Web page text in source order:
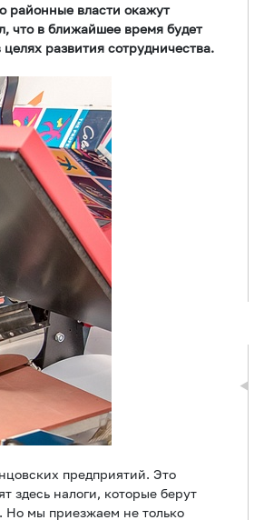
районные власти окажут
что в ближайшее время будет
развития сотрудничества.
предприятий. Это
здесь налоги, которые берут
Но мы приезжаем не только